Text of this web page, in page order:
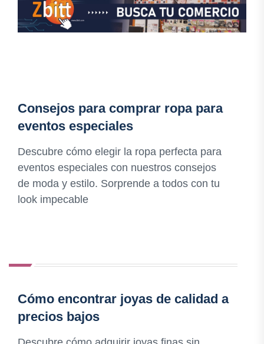
Consejos para comprar ropa para
eventos especiales
Descubre cómo elegir la ropa perfecta para
eventos especiales con nuestros consejos
de moda y estilo. Sorprende a todos con tu
look impecable
Cómo encontrar joyas de calidad a
precios bajos